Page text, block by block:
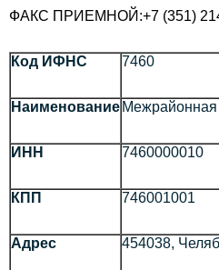
ФАКС ПРИЕМНОЙ:+7 (351)
Код ИФНС 7460
Наименование Межрайонная
ИНН 7460000010
КПП 746001001
Адрес 454038,